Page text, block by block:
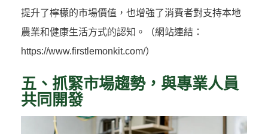
提升了檸檬的市場價值，也增強了消費者對支持本地
農業和健康生活方式的認知。（網站連結：
https://www.firstlemonkit.com/）
五、抓緊市場趨勢，與專業人員
共同開發